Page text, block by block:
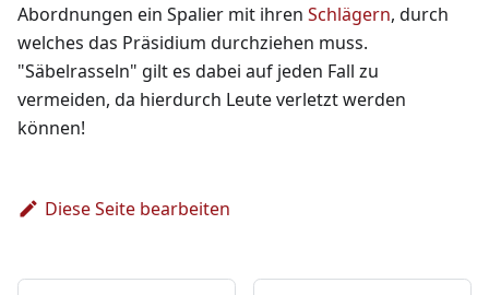
Abordnungen ein Spalier mit ihren Schlägern, durch
welches das Präsidium durchziehen muss.
"Säbelrasseln" gilt es dabei auf jeden Fall zu
vermeiden, da hierdurch Leute verletzt werden
können!
Diese Seite bearbeiten